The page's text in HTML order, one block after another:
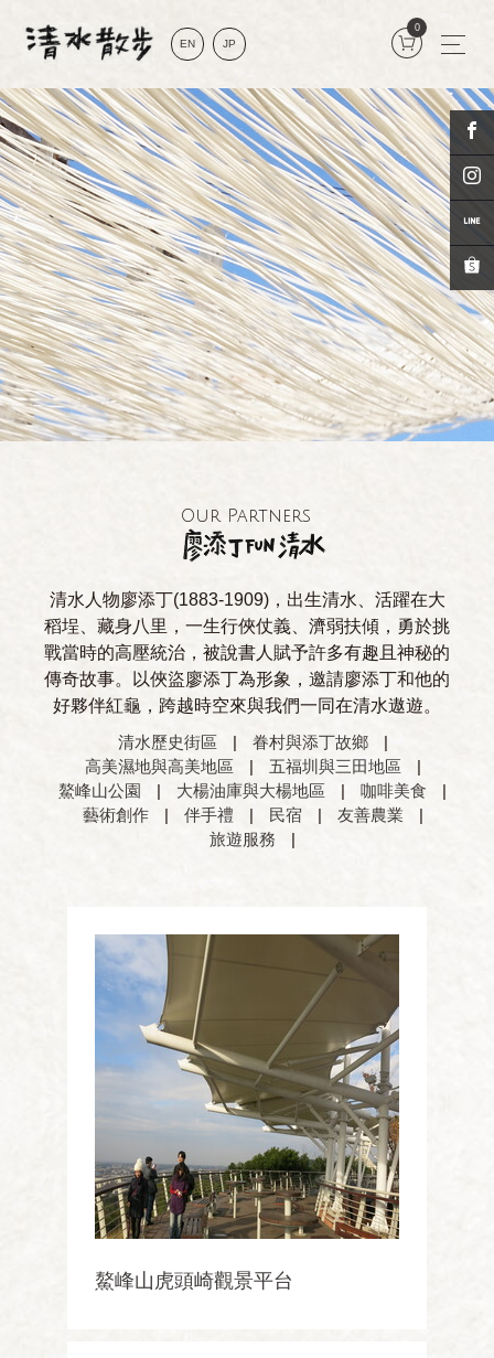
EN JP
0
Our Partners
清水人物廖添丁(1883-1909)，出生清水、活躍在大
稻埕、藏身八里，一生行俠仗義、濟弱扶傾，勇於挑
戰當時的高壓統治，被說書人賦予許多有趣且神秘的
傳奇故事。以俠盜廖添丁為形象，邀請廖添丁和他的
好夥伴紅龜，跨越時空來與我們一同在清水遨遊。
清水歷史街區
| 眷村與添丁故鄉
|
高美濕地與高美地區
| 五福圳與三田地區
|
鰲峰山公園
| 大楊油庫與大楊地區 | 咖啡美食
|
藝術創作
| 伴手禮 | 民宿 | 友善農業
|
旅遊服務
|
鰲峰山虎頭崎觀景平台